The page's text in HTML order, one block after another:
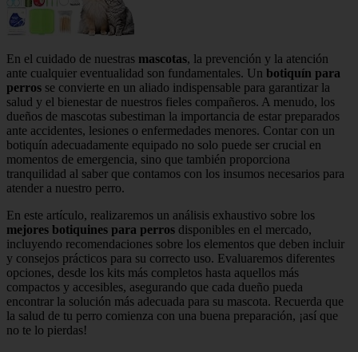
En el cuidado de nuestras mascotas, la prevención y la atención
ante cualquier eventualidad son fundamentales. Un botiquín para
perros se convierte en un aliado indispensable para garantizar la
salud y el bienestar de nuestros fieles compañeros. A menudo, los
dueños de mascotas subestiman la importancia de estar preparados
ante accidentes, lesiones o enfermedades menores. Contar con un
botiquín adecuadamente equipado no solo puede ser crucial en
momentos de emergencia, sino que también proporciona
tranquilidad al saber que contamos con los insumos necesarios para
atender a nuestro perro.
En este artículo, realizaremos un análisis exhaustivo sobre los
mejores botiquines para perros disponibles en el mercado,
incluyendo recomendaciones sobre los elementos que deben incluir
y consejos prácticos para su correcto uso. Evaluaremos diferentes
opciones, desde los kits más completos hasta aquellos más
compactos y accesibles, asegurando que cada dueño pueda
encontrar la solución más adecuada para su mascota. Recuerda que
la salud de tu perro comienza con una buena preparación, ¡así que
no te lo pierdas!